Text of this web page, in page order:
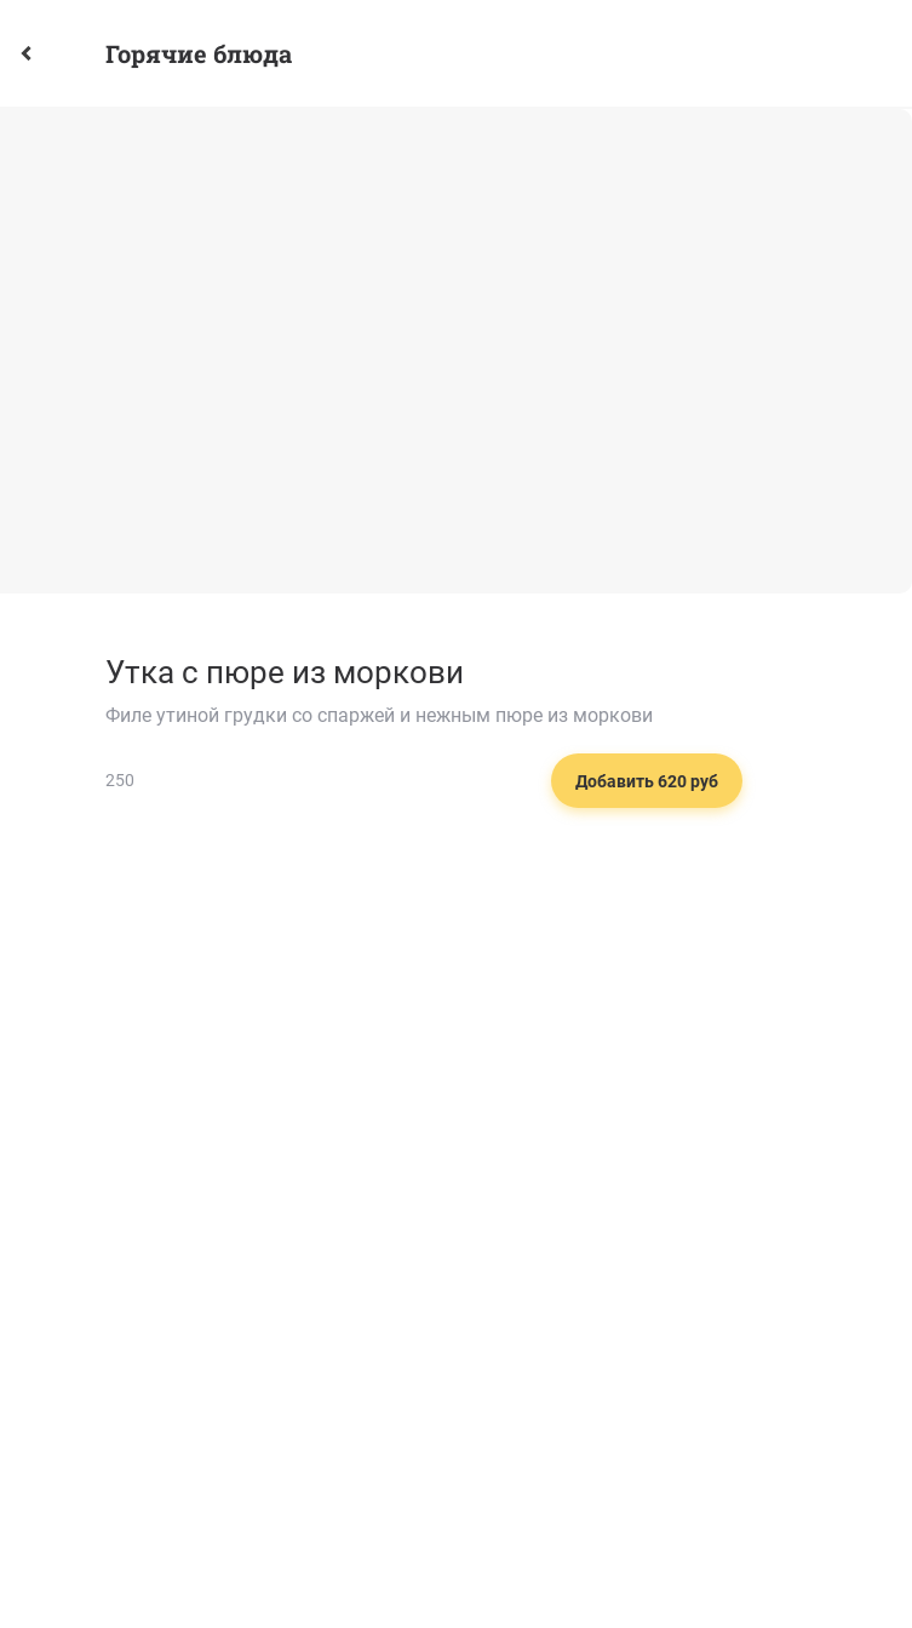
Горячие блюда
Утка с пюре из моркови
Филе утиной грудки со спаржей и нежным пюре из моркови
250 Добавить 620 руб